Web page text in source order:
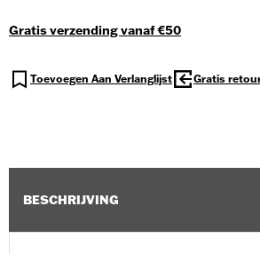
Gratis verzending vanaf €50
Toevoegen Aan Verlanglijst Gratis
BESCHRIJVING